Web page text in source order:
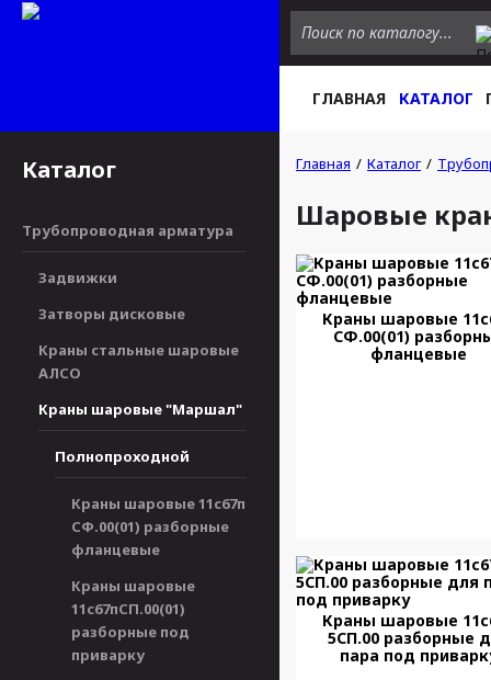
ГЛАВНАЯ КАТАЛОГ
Каталог
Трубопроводная арматура
Задвижки
Затворы дисковые
Краны стальные шаровые
АЛСО
Краны шаровые "Маршал"
Полнопроходной
Краны шаровые 11с67п
СФ.00(01) разборные
фланцевые
Краны шаровые
11с67пСП.00(01)
разборные под
приварку
Главная Каталог
Шаровые
Краны шаровые
СФ.00(01)
фланцевые
Краны шаровые
5СП.00 разборные
пара под